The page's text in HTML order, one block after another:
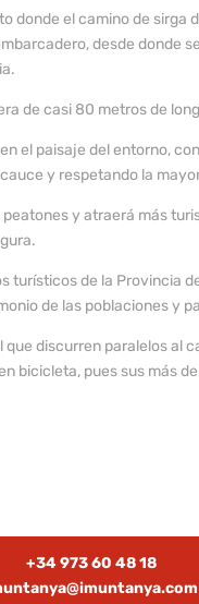
donde el camino de sirga
desde donde
de casi 80 metros de
el paisaje del entorno,
y respetando la
y atraerá más
turísticos de la Provincia
de las poblaciones y
que discurren paralelos
bicicleta, pues sus más
+34 973 60 48 18